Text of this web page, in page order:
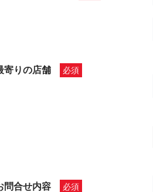
寄りの店舗
問合せ内容